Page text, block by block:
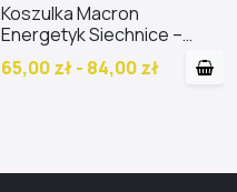
Koszulka Macron
Energetyk Siechnice –
Edycja 50-lecia
65,00 zł - 84,00 zł